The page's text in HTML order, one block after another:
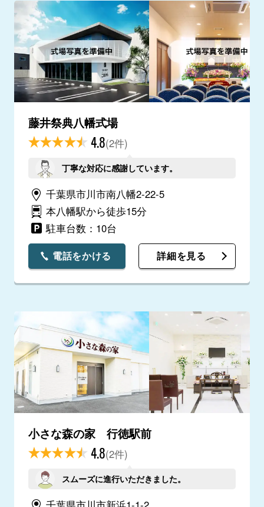
藤井祭典八幡式場
4.8(2件)
丁寧な対応に感謝しています。
千葉県市川市南八幡2-22-5
本八幡駅から徒歩15分
駐車台数：10台
電話をかける 詳細を見る
小さな森の家 行徳駅前
4.8(2件)
スムーズに進行いただきました。